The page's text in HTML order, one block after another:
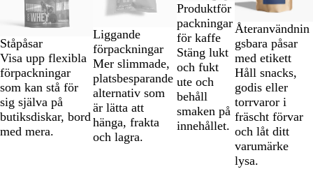
Ståpåsar
Visa upp flexibla
förpackningar
som kan stå för
sig själva på
butiksdiskar, bord
med mera.
Liggande
förpackningar
Mer slimmade,
platsbesparande
alternativ som
är lätta att
hänga, frakta
och lagra.
Produktför
packningar
för kaffe
Stäng lukt
och fukt
ute och
behåll
smaken på
innehållet.
Återanvändnin
gsbara påsar
med etikett
Håll snacks,
godis eller
torrvaror i
fräscht förvar
och låt ditt
varumärke
lysa.